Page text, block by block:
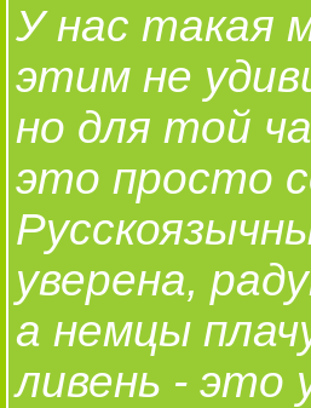
У нас такая
этим не
но для той
это просто
уверена,
а немцы
ливень -